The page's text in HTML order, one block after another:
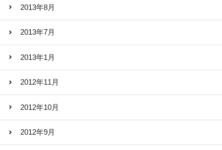
2013年8月
2013年7月
2013年1月
2012年11月
2012年10月
2012年9月